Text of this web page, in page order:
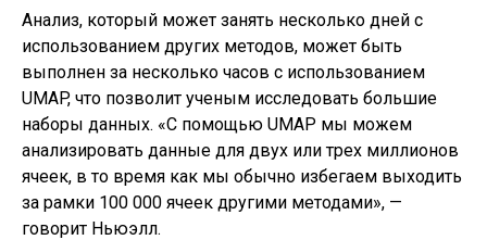
Анализ, который может занять несколько дней с
использованием других методов, может быть
выполнен за несколько часов с использованием
UMAP, что позволит ученым исследовать большие
наборы данных. «С помощью UMAP мы можем
анализировать данные для двух или трех миллионов
ячеек, в то время как мы обычно избегаем выходить
за рамки 100 000 ячеек другими методами», —
говорит Ньюэлл.